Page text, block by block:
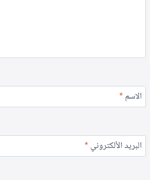
الاسم*
البريد الألكتروني*